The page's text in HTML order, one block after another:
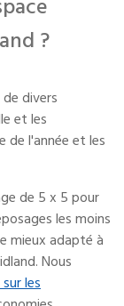
?
divers
et les
de l'année et les
de 5 x 5 pour
les moins
mieux adapté à
Nous
les